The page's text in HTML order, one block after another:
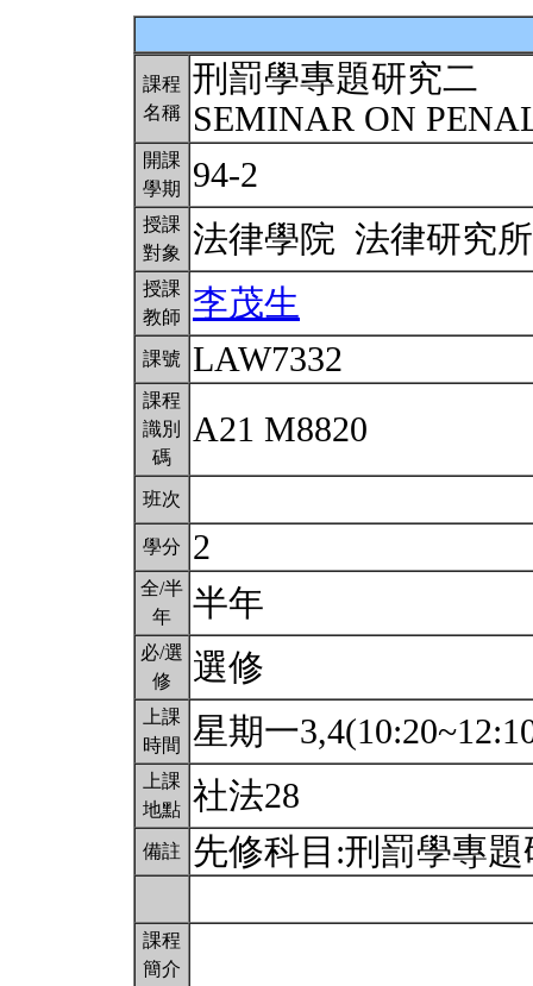
課程
名稱
刑罰學專題研究二
SEMINAR ON
開課
學期
94-2
授課
對象
法律學院 法律研究
授課
教師
李茂生
課號 LAW7332
課程
識別
碼
A21 M8820
班次
學分 2
全/半
年
半年
必/選
修
選修
上課
時間
星期一
上課
地點 社法28
備註 先修科目:刑罰學專
課程
簡介